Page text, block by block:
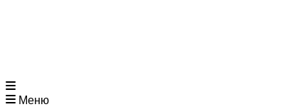
Меню